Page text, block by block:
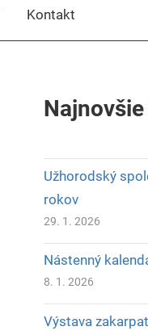
Kontakt
Užhorodský
rokov
29. 1. 2026
Nástenný
8. 1. 2026
Výstava